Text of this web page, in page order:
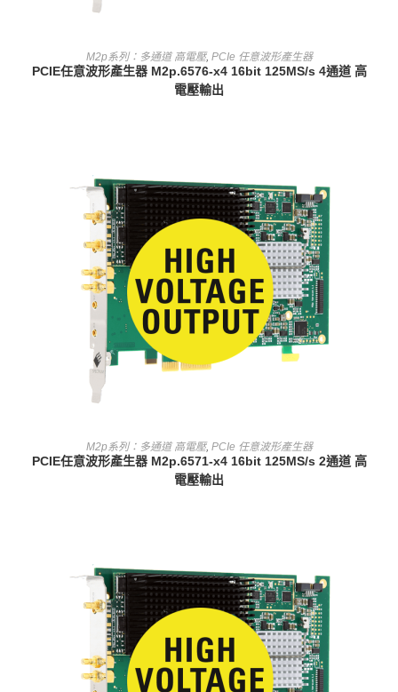
查看內容
M2p系列：多通道 高電壓, PCIe 任意波形產生器
PCIE任意波形產生器 M2p.6576-x4 16bit 125MS/s 4通道 高
電壓輸出
查看內容
M2p系列：多通道 高電壓, PCIe 任意波形產生器
PCIE任意波形產生器 M2p.6571-x4 16bit 125MS/s 2通道 高
電壓輸出